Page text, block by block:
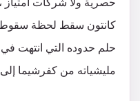
كانتون سقط لحظة سقوط
حلم حدوده التي انتهت في
مليشياته من كفرشيما